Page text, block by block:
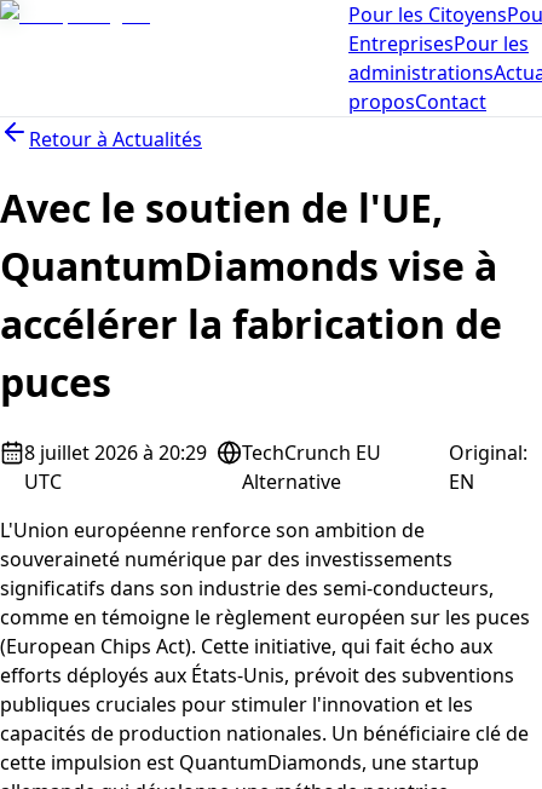
Pour les Citoyens
EntreprisesPour les
administrations
proposContact
Retour à Actualités
Avec le soutien de l'UE,
QuantumDiamonds vise à
accélérer la fabrication de
puces
8 juillet 2026 à 20:29
UTC
TechCrunch EU
Alternative
Original:
EN
L'Union européenne renforce son ambition de
souveraineté numérique par des investissements
significatifs dans son industrie des semi-conducteurs,
comme en témoigne le règlement européen sur les puces
(European Chips Act). Cette initiative, qui fait écho aux
efforts déployés aux États-Unis, prévoit des subventions
publiques cruciales pour stimuler l'innovation et les
capacités de production nationales. Un bénéficiaire clé de
cette impulsion est QuantumDiamonds, une startup